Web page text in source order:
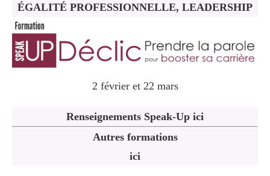
ÉGALITÉ PROFESSIONNELLE, LEADERSHIP
2 février et 22 mars
Renseignements Speak-Up ici
Autres formations
ici